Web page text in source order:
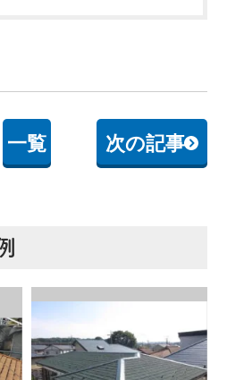
一覧 次の記事